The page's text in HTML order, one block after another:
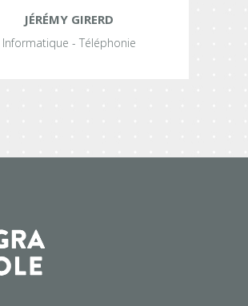
JÉRÉMY GIRERD
Informatique - Téléphonie